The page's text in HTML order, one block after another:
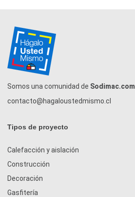
Somos una comunidad de Sodimac.com
contacto@hagaloustedmismo.cl
Tipos de proyecto
Calefacción y aislación
Construcción
Decoración
Gasfitería